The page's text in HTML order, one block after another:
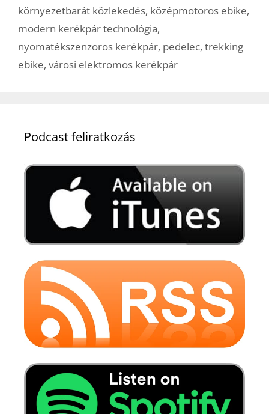
környezetbarát közlekedés, középmotoros ebike,
modern kerékpár technológia,
nyomatékszenzoros kerékpár, pedelec, trekking
ebike, városi elektromos kerékpár
Podcast feliratkozás